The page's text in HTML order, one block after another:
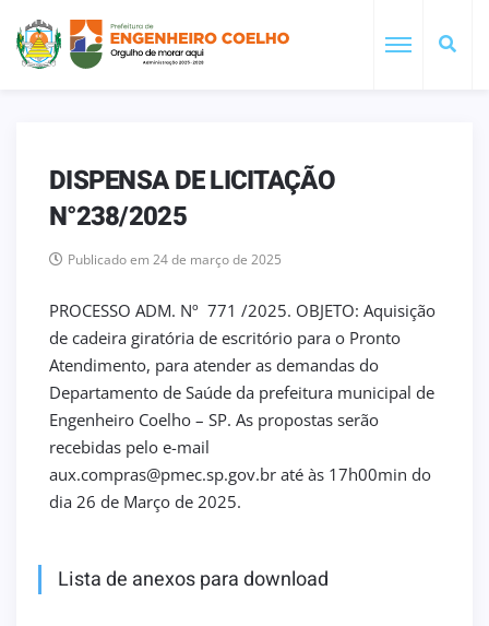
DISPENSA DE LICITAÇÃO
N°238/2025
Publicado em 24 de março de 2025
PROCESSO ADM. Nº 771 /2025. OBJETO: Aquisição
de cadeira giratória de escritório para o Pronto
Atendimento, para atender as demandas do
Departamento de Saúde da prefeitura municipal de
Engenheiro Coelho – SP. As propostas serão
recebidas pelo e-mail
aux.compras@pmec.sp.gov.br até às 17h00min do
dia 26 de Março de 2025.
Lista de anexos para download